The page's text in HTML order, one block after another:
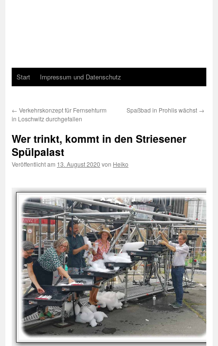
Start Impressum und Datenschutz
← Verkehrskonzept für Fernsehturm
in Loschwitz durchgefallen
Spaßbad in Prohlis wächst →
Wer trinkt, kommt in den Striesener
Spülpalast
Veröffentlicht am 13. August 2020 von Heiko